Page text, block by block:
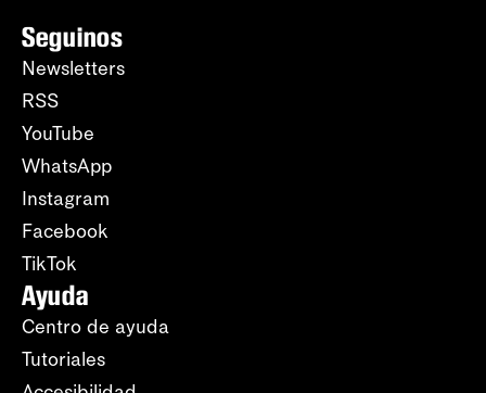
Seguinos
Newsletters
RSS
YouTube
WhatsApp
Instagram
Facebook
TikTok
Ayuda
Centro de ayuda
Tutoriales